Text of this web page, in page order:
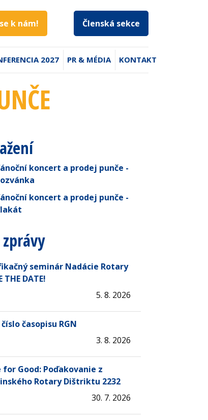
k nám! Členská sekce
2027 PR & MÉDIA KONTAKT
koncert a prodej punče -
koncert a prodej punče -
seminár Nadácie Rotary
THE DATE!
5. 8. 2026
časopisu RGN
3. 8. 2026
for Good: Poďakovanie z
Rotary Dištriktu 2232
30. 7. 2026